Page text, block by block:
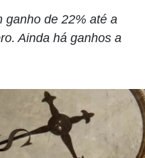
ganho de 22% até a
Ainda há ganhos a